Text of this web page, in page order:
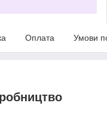
Оплата Умови